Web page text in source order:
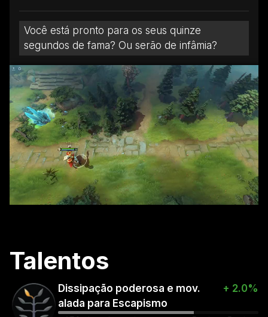
Você está pronto para os seus quinze
segundos de fama? Ou serão de infâmia?
Talentos
Dissipação poderosa e mov.
alada para Escapismo
+ 2.0%